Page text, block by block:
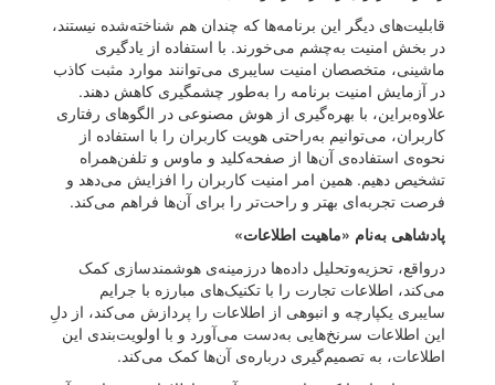
قابلیت‌های دیگر این برنامه‌ها که چندان هم شناخته‌شده نیستند،
در بخش امنیت به‌چشم می‌خورند. با استفاده از یادگیری
ماشینی، متخصصان امنیت سایبری می‌توانند موارد مثبت کاذب
در آزمایش امنیت برنامه را به‌طور چشمگیری کاهش دهند.
علاوه‌براین، با بهره‌گیری از هوش مصنوعی در الگوهای رفتاری
کاربران، می‌توانیم به‌راحتی هویت کاربران را با استفاده از
نحوه‌ی استفاده‌ی آن‌ها از صفحه‌کلید و ماوس و تلفن‌همراه
تشخیص دهیم. همین امر امنیت کاربران را افزایش می‌دهد و
فرصت تجربه‌ای بهتر و راحت‌‌تر را برای آن‌ها فراهم می‌کند.
پادشاهی به‌نام «ماهیت اطلاعات»
درواقع، تحزیه‌و‌تحلیل داده‌ها درزمینه‌ی هوشمندسازی کمک
می‌کند، اطلاعات تجارت را با تکنیک‌های مبارزه با جرایم
سایبری یکپارچه و انبوهی از اطلاعات را پردازش می‌کند، از دلِ
این اطلاعات سرنخ‌هایی به‌دست می‌آورد و با اولویت‌بندی این
اطلاعات، به تصمیم‌گیری درباره‌ی آن‌ها کمک می‌کند.